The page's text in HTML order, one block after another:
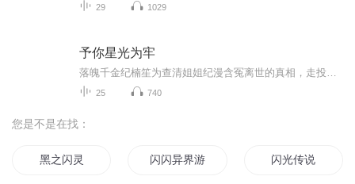
29 1029
予你星光为牢
25 740
您是不是在找：
黑之闪灵 闪闪异界游 闪光传说